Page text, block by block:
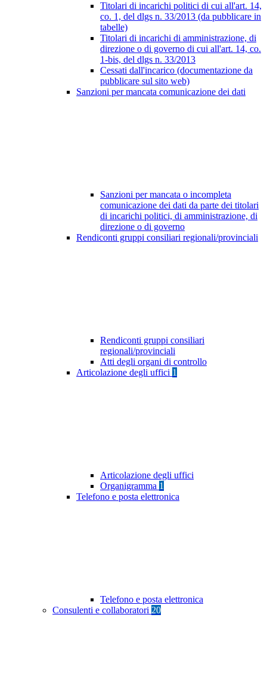
Titolari di incarichi politici di cui all'art. 14,
co. 1, del dlgs n. 33/2013 (da pubblicare in
tabelle)
Titolari di incarichi di amministrazione, di
direzione o di governo di cui all'art. 14, co.
1-bis, del dlgs n. 33/2013
Cessati dall'incarico (documentazione da
pubblicare sul sito web)
Sanzioni per mancata comunicazione dei dati
Sanzioni per mancata o incompleta
comunicazione dei dati da parte dei titolari
di incarichi politici, di amministrazione, di
direzione o di governo
Rendiconti gruppi consiliari regionali/provinciali
Rendiconti gruppi consiliari
regionali/provinciali
Atti degli organi di controllo
Articolazione degli uffici 1
Articolazione degli uffici
Organigramma 1
Telefono e posta elettronica
Telefono e posta elettronica
Consulenti e collaboratori 20